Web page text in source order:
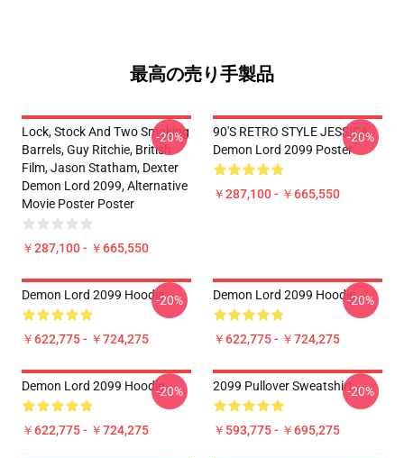
最高の売り手製品
Lock, Stock And Two Smoking
Barrels, Guy Ritchie, British
Film, Jason Statham, Dexter
Demon Lord 2099, Alternative
Movie Poster Poster
￥287,100 - ￥665,550
-20%
90'S RETRO STYLE JESSICA
Demon Lord 2099 Poster
￥287,100 - ￥665,550
-20%
Demon Lord 2099 Hoodie
￥622,775 - ￥724,275
-20% Demon Lord 2099 Hoodie
￥622,775 - ￥724,275
-20%
Demon Lord 2099 Hoodie
￥622,775 - ￥724,275
-20% 2099 Pullover Sweatshirt
￥593,775 - ￥695,275
-20%